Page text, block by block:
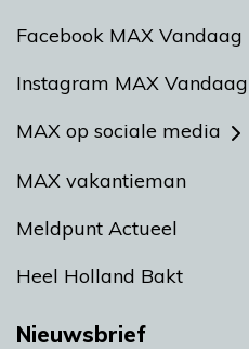
Facebook MAX Vandaag
Instagram MAX Vandaag
MAX op sociale media
MAX vakantieman
Meldpunt Actueel
Heel Holland Bakt
Nieuwsbrief